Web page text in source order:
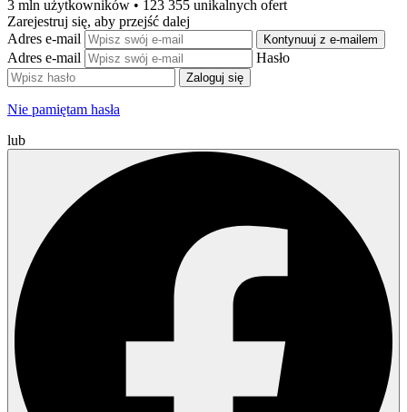
3 mln użytkowników • 123 355 unikalnych ofert
Zarejestruj się, aby przejść dalej
Adres e-mail
Kontynuuj z e-mailem
Adres e-mail Hasło
Zaloguj się
Nie pamiętam hasła
lub